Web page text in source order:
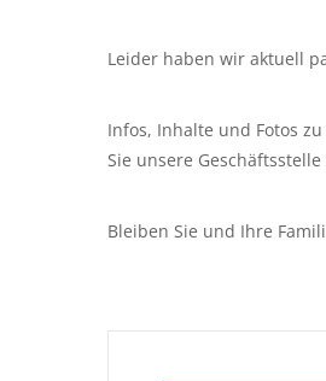
Leider haben wir aktuell
Infos, Inhalte und Fotos
Sie unsere
Bleiben Sie und Ihre